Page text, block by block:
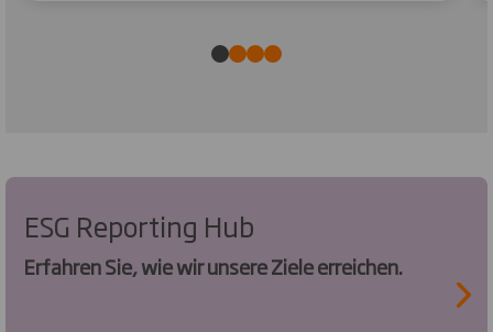
ESG Reporting Hub
Erfahren Sie, wie wir unsere Ziele erreichen.